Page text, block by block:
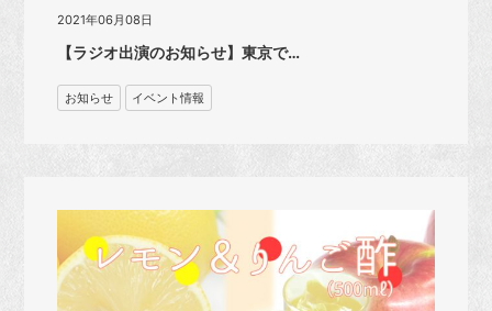
2021年06月08日
【ラジオ出演のお知らせ】東京で…
お知らせ イベント情報